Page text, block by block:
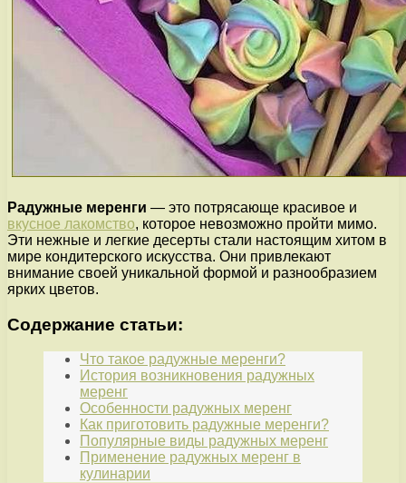
Радужные меренги — это потрясающе красивое и
вкусное лакомство, которое невозможно пройти мимо.
Эти нежные и легкие десерты стали настоящим хитом в
мире кондитерского искусства. Они привлекают
внимание своей уникальной формой и разнообразием
ярких цветов.
Содержание статьи:
Что такое радужные меренги?
История возникновения радужных
меренг
Особенности радужных меренг
Как приготовить радужные меренги?
Популярные виды радужных меренг
Применение радужных меренг в
кулинарии